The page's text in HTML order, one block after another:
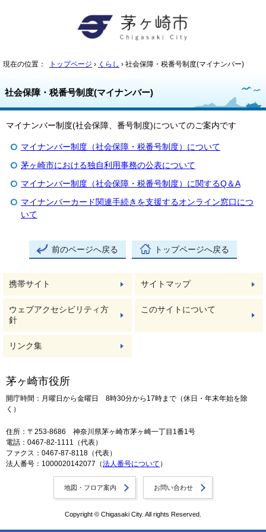
現在の位置： トップページ › くらし › 社会保障・税番号制度(マイナンバー)
社会保障・税番号制度(マイナンバー)
マイナンバー制度(社会保障、番号制度)についてのご案内です
マイナンバー制度（社会保障・税番号制度）について
茅ヶ崎市における独自利用事務の公表について
マイナンバー制度（社会保障・税番号制度）に関するQ＆A
マイナンバーカード関連手続きを支援するオンライン窓口につ
いて
前のページへ戻る トップページへ戻る
携帯サイト サイトマップ
ウェブアクセシビリティ方
針
このサイトについて
リンク集
茅ヶ崎市役所
開庁時間：月曜日から金曜日 8時30分から17時まで（休日・年末年始を除
く）
住所：〒253-8686 神奈川県茅ヶ崎市茅ヶ崎一丁目1番1号
電話：0467-82-1111（代表）
ファクス：0467-87-8118（代表）
法人番号：1000020142077（法人番号について ）
地図・フロア案内 お問い合わせ
Copyright © Chigasaki City. All rights Reserved.